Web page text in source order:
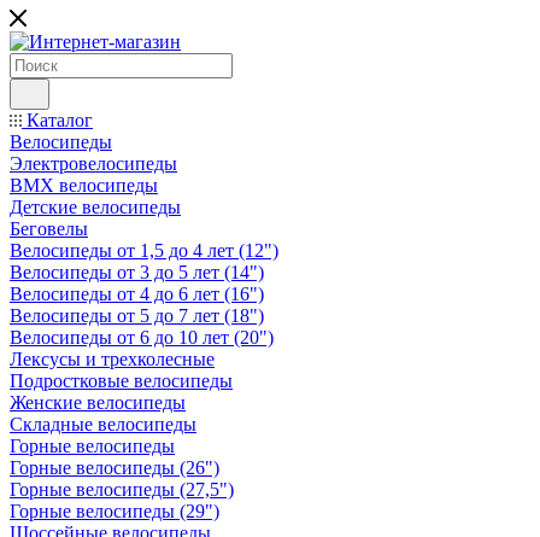
Каталог
Велосипеды
Электровелосипеды
BMX велосипеды
Детские велосипеды
Беговелы
Велосипеды от 1,5 до 4 лет (12")
Велосипеды от 3 до 5 лет (14")
Велосипеды от 4 до 6 лет (16")
Велосипеды от 5 до 7 лет (18")
Велосипеды от 6 до 10 лет (20")
Лексусы и трехколесные
Подростковые велосипеды
Женские велосипеды
Складные велосипеды
Горные велосипеды
Горные велосипеды (26")
Горные велосипеды (27,5")
Горные велосипеды (29")
Шоссейные велосипеды